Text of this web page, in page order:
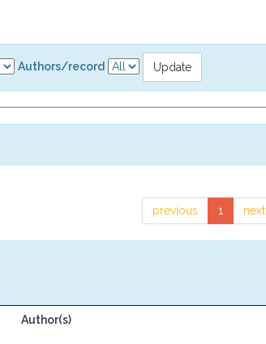
Authors/record
previous 1 next
Author(s)